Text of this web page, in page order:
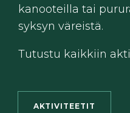
kanooteilla tai
syksyn väreistä.
Tutustu kaikkiin
AKTIVITEETIT